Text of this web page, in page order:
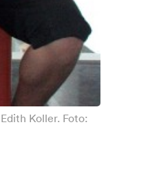
Koller. Foto: